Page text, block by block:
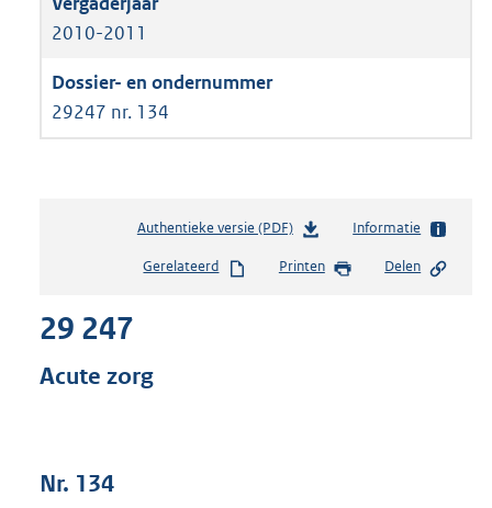
2010-2011
29247 nr. 134
Authentieke versie (PDF)b
s
Informatie
Gerelateerd Printen Delen
29 247
Acute zorg
Nr. 134